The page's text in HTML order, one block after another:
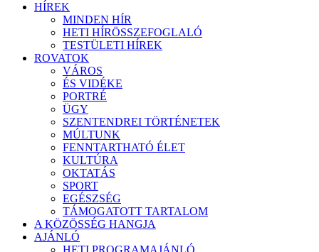
HÍREK
MINDEN HÍR
HETI HÍRÖSSZEFOGLALÓ
TESTÜLETI HÍREK
ROVATOK
VÁROS
ÉS VIDÉKE
PORTRÉ
ÜGY
SZENTENDREI TÖRTÉNETEK
MÚLTUNK
FENNTARTHATÓ ÉLET
KULTÚRA
OKTATÁS
SPORT
EGÉSZSÉG
TÁMOGATOTT TARTALOM
A KÖZÖSSÉG HANGJA
AJÁNLÓ
HETI PROGRAMAJÁNLÓ